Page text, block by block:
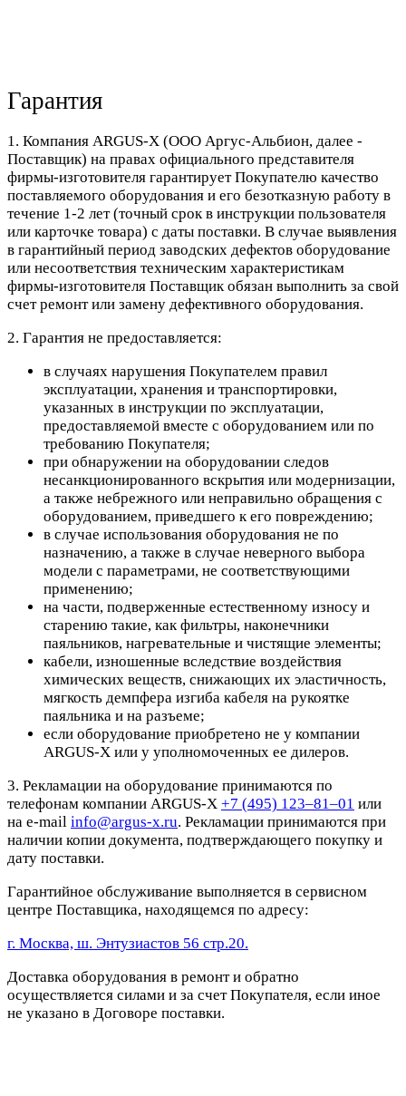
Гарантия
1. Компания ARGUS-X (ООО Аргус-Альбион, далее -
Поставщик) на правах официального представителя
фирмы-изготовителя гарантирует Покупателю качество
поставляемого оборудования и его безотказную работу в
течение 1-2 лет (точный срок в инструкции пользователя
или карточке товара) с даты поставки. В случае выявления
в гарантийный период заводских дефектов оборудование
или несоответствия техническим характеристикам
фирмы-изготовителя Поставщик обязан выполнить за свой
счет ремонт или замену дефективного оборудования.
2. Гарантия не предоставляется:
в случаях нарушения Покупателем правил
эксплуатации, хранения и транспортировки,
указанных в инструкции по эксплуатации,
предоставляемой вместе с оборудованием или по
требованию Покупателя;
при обнаружении на оборудовании следов
несанкционированного вскрытия или модернизации,
а также небрежного или неправильно обращения с
оборудованием, приведшего к его повреждению;
в случае использования оборудования не по
назначению, а также в случае неверного выбора
модели с параметрами, не соответствующими
применению;
на части, подверженные естественному износу и
старению такие, как фильтры, наконечники
паяльников, нагревательные и чистящие элементы;
кабели, изношенные вследствие воздействия
химических веществ, снижающих их эластичность,
мягкость демпфера изгиба кабеля на рукоятке
паяльника и на разъеме;
если оборудование приобретено не у компании
ARGUS-X или у уполномоченных ее дилеров.
3. Рекламации на оборудование принимаются по
телефонам компании ARGUS-X +7 (495) 123–81–01 или
на e-mail info@argus-x.ru. Рекламации принимаются при
наличии копии документа, подтверждающего покупку и
дату поставки.
Гарантийное обслуживание выполняется в сервисном
центре Поставщика, находящемся по адресу:
г. Москва, ш. Энтузиастов 56 стр.20.
Доставка оборудования в ремонт и обратно
осуществляется силами и за счет Покупателя, если иное
не указано в Договоре поставки.